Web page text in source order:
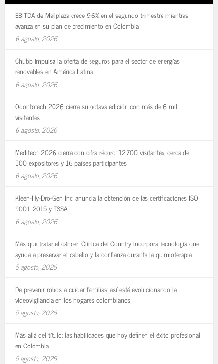
EBITDA de Mallplaza crece 9,6% en el segundo trimestre mientras
avanza en su plan de crecimiento en Colombia
6 agosto, 2026
Chubb impulsa la oferta de seguros para el sector de energías
renovables en América Latina
6 agosto, 2026
Odontotech 2026 cierra su octava edición con más de 6 mil
visitantes
6 agosto, 2026
Meditech 2026 cierra con cifra récord: 12.700 visitantes, cerca de
300 expositores y 16 países participantes
6 agosto, 2026
Kleen-Hy-Dro-Gen Inc. anuncia la obtención de las certificaciones ISO
9001: 2015 y TSSA
6 agosto, 2026
Más que tratar el cáncer: Clínica del Country incorpora tecnología que
ayuda a preservar el cabello y la confianza durante la quimioterapia
5 agosto, 2026
De prevenir robos a cuidar familias: así está evolucionando la
videovigilancia en los hogares colombianos
5 agosto, 2026
Más allá del título: las habilidades que hoy definen el éxito profesional
en Colombia
5 agosto, 2026